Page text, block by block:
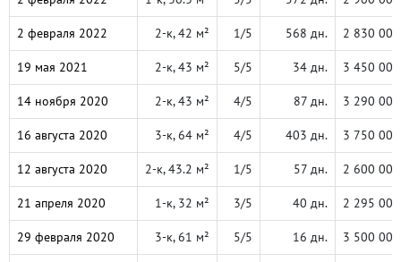
2 февраля 2022 2-к, 42 м² 1/5 568 дн. 2 830 000
19 мая 2021 2-к, 43 м² 5/5 34 дн. 3 450 000
14 ноября 2020 2-к, 43 м² 4/5 87 дн. 3 290 000
16 августа 2020 3-к, 64 м² 4/5 403 дн. 3 750 000
12 августа 2020 2-к, 43.2 м² 1/5 57 дн. 2 600 000
21 апреля 2020 1-к, 32 м² 3/5 40 дн. 2 295 000
29 февраля 2020 3-к, 61 м² 5/5 16 дн. 3 500 000